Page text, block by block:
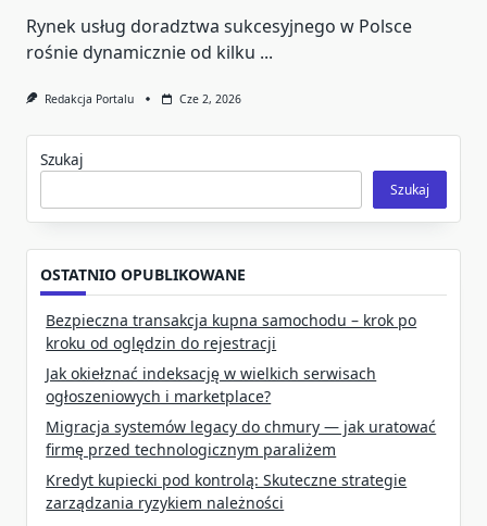
Rynek usług doradztwa sukcesyjnego w Polsce
rośnie dynamicznie od kilku ...
Redakcja Portalu Cze 2, 2026
Szukaj
Szukaj
OSTATNIO OPUBLIKOWANE
Bezpieczna transakcja kupna samochodu – krok po
kroku od oględzin do rejestracji
Jak okiełznać indeksację w wielkich serwisach
ogłoszeniowych i marketplace?
Migracja systemów legacy do chmury — jak uratować
firmę przed technologicznym paraliżem
Kredyt kupiecki pod kontrolą: Skuteczne strategie
zarządzania ryzykiem należności